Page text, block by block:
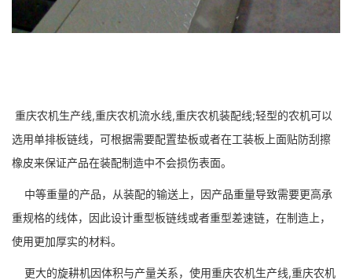
重庆农机生产线,重庆农机流水线,重庆农机装配线;轻型的农机可以
选用单排板链线，可根据需要配置垫板或者在工装板上面贴防刮擦
橡皮来保证产品在装配制造中不会损伤表面。
中等重量的产品，从装配的输送上，因产品重量导致需要更高承
重规格的线体，因此设计重型板链线或者重型差速链，在制造上，
使用更加厚实的材料。
更大的旋耕机因体积与产量关系，使用重庆农机生产线,重庆农机